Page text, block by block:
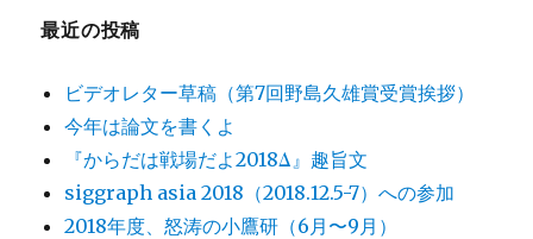
最近の投稿
ビデオレター草稿（第7回野島久雄賞受賞挨拶）
今年は論文を書くよ
『からだは戦場だよ2018Δ』趣旨文
siggraph asia 2018（2018.12.5-7）への参加
2018年度、怒涛の小鷹研（6月〜9月）